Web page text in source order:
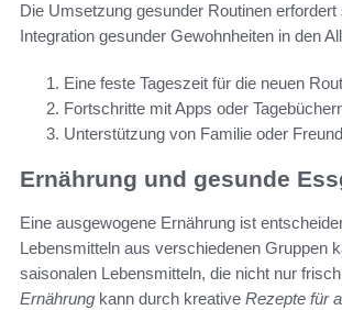
Die Umsetzung gesunder Routinen
Integration gesunder Gewohnheiten in den
Eine feste Tageszeit für die neuen
Fortschritte mit Apps oder
Unterstützung von Familie oder
Ernährung und gesunde
Eine ausgewogene Ernährung ist
Lebensmitteln aus verschiedenen Gruppen
saisonalen Lebensmitteln, die nicht nur
Ernährung kann durch kreative Rezepte für